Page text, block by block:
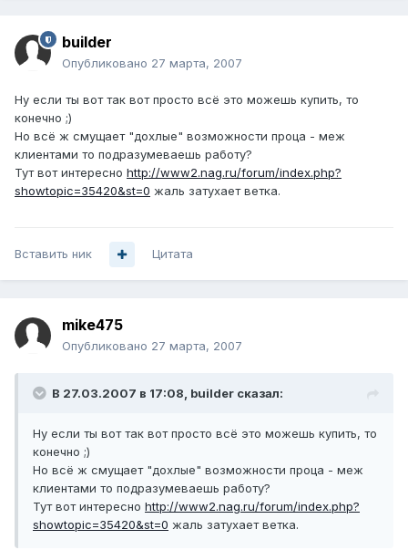
builder
Опубликовано 27 марта, 2007
Ну если ты вот так вот просто всё это можешь купить, то
конечно ;)
Но всё ж смущает "дохлые" возможности проца - меж
клиентами то подразумеваешь работу?
Тут вот интересно http://www2.nag.ru/forum/index.php?
showtopic=35420&st=0 жаль затухает ветка.
Вставить ник Цитата
mike475
Опубликовано 27 марта, 2007
В 27.03.2007 в 17:08, builder сказал:
Ну если ты вот так вот просто всё это можешь купить, то
конечно ;)
Но всё ж смущает "дохлые" возможности проца - меж
клиентами то подразумеваешь работу?
Тут вот интересно http://www2.nag.ru/forum/index.php?
showtopic=35420&st=0 жаль затухает ветка.